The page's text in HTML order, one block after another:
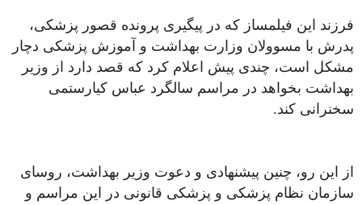
فرزند این فیلمساز که در پیگیری پرونده قصور پزشکی،
پدرش با مسوولان وزارت بهداشت و آموزش پزشکی دچار
مشکل است، چندی پیش اعلام کرد که قصد دارد از وزیر
بهداشت بخواهد در مراسم سالگرد عباس کیارستمی
سخنرانی کند.
از این رو، چنین پیشنهادی و دعوت وزیر بهداشت، روسای
سازمان نظام پزشکی و پزشکی قانونی در این مراسم و